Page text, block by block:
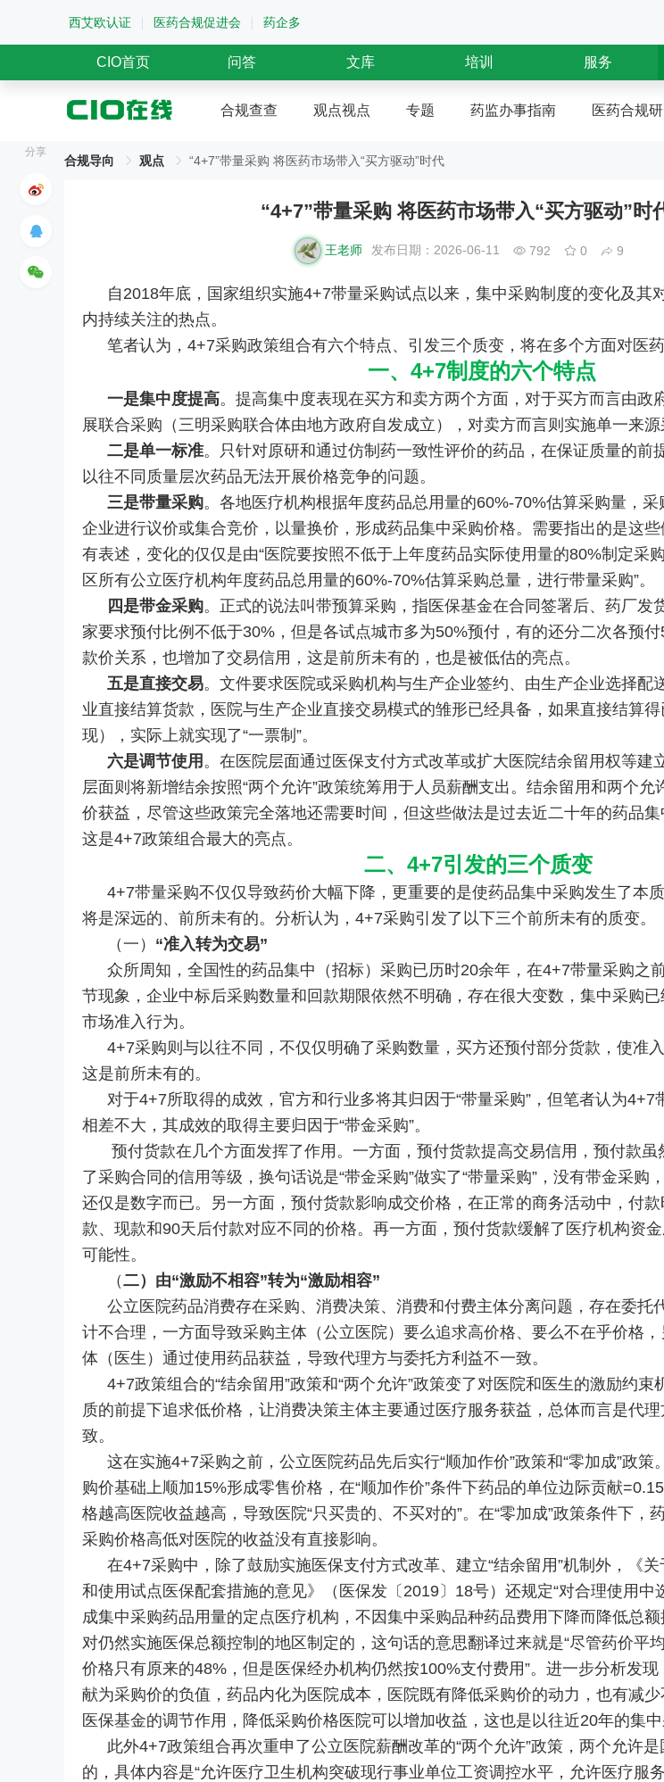
西艾欧认证 医药合规促进会 药企多
CIO首页 问答 文库 培训 服务
合规查查 观点视点 专题 药监办事指南 医药合规
合规导向 观点 “4+7”带量采购 将医药市场带入“买方驱动”时代
“4+7”带量采购 将医药市场带入“买方驱动”时
王老师 发布日期：2026-06-11 792 0 9
自2018年底，国家组织实施4+7带量采购试点以来，集中采购制度的变化及其
内持续关注的热点。
笔者认为，4+7采购政策组合有六个特点、引发三个质变，将在多个方面对医药
一、4+7制度的六个特点
一是集中度提高。提高集中度表现在买方和卖方两个方面，对于买方而言由政
展联合采购（三明采购联合体由地方政府自发成立），对卖方而言则实施单一来源
二是单一标准。只针对原研和通过仿制药一致性评价的药品，在保证质量的前
以往不同质量层次药品无法开展价格竞争的问题。
三是带量采购。各地医疗机构根据年度药品总用量的60%-70%估算采购量，
企业进行议价或集合竞价，以量换价，形成药品集中采购价格。需要指出的是这
有表述，变化的仅仅是由“医院要按照不低于上年度药品实际使用量的80%制定采
区所有公立医疗机构年度药品总用量的60%-70%估算采购总量，进行带量采购”。
四是带金采购。正式的说法叫带预算采购，指医保基金在合同签署后、药厂发
家要求预付比例不低于30%，但是各试点城市多为50%预付，有的还分二次各预
款价关系，也增加了交易信用，这是前所未有的，也是被低估的亮点。
五是直接交易。文件要求医院或采购机构与生产企业签约、由生产企业选择配
业直接结算货款，医院与生产企业直接交易模式的雏形已经具备，如果直接结算
现），实际上就实现了“一票制”。
六是调节使用 。在医院层面通过医保支付方式改革或扩大医院结余留用权等建
层面则将新增结余按照“两个允许”政策统筹用于人员薪酬支出。结余留用和两个
价获益，尽管这些政策完全落地还需要时间，但这些做法是过去近二十年的药品集
这是4+7政策组合最大的亮点。
二、4+7引发的三个质变
4+7带量采购不仅仅导致药价大幅下降，更重要的是使药品集中采购发生了本
将是深远的、前所未有的。分析认为，4+7采购引发了以下三个前所未有的质变。
（一） “准入转为交易”
众所周知，全国性的药品集中（招标）采购已历时20余年，在4+7带量采购之
节现象，企业中标后采购数量和回款期限依然不明确，存在很大变数，集中采购
市场准入行为。
4+7采购则与以往不同，不仅仅明确了采购数量，买方还预付部分货款，使准
这是前所未有的。
对于4+7所取得的成效，官方和行业多将其归因于“带量采购”，但笔者认为4+7
相差不大，其成效的取得主要归因于“带金采购”。
预付货款在几个方面发挥了作用。一方面，预付货款提高交易信用，预付款
了采购合同的信用等级，换句话说是“带金采购”做实了“带量采购”，没有带金采购
还仅是数字而已。另一方面，预付货款影响成交价格，在正常的商务活动中，付
款、现款和90天后付款对应不同的价格。再一方面，预付货款缓解了医疗机构资
可能性。
（二）由“激励不相容”转为“激励相容”
公立医院药品消费存在采购、消费决策、消费和付费主体分离问题，存在委托
计不合理，一方面导致采购主体（公立医院）要么追求高价格、要么不在乎价格
体（医生）通过使用药品获益，导致代理方与委托方利益不一致。
4+7政策组合的“结余留用”政策和“两个允许”政策变了对医院和医生的激励约
质的前提下追求低价格，让消费决策主体主要通过医疗服务获益，总体而言是代
致。
这在实施4+7采购之前，公立医院药品先后实行“顺加作价”政策和“零加成”政策
购价基础上顺加15%形成零售价格，在“顺加作价”条件下药品的单位边际贡献
格越高医院收益越高，导致医院“只买贵的、不买对的”。在“零加成”政策条件下，
采购价格高低对医院的收益没有直接影响。
在4+7采购中，除了鼓励实施医保支付方式改革、建立“结余留用”机制外，《
和使用试点医保配套措施的意见》（医保发〔2019〕18号）还规定“对合理使用中
成集中采购药品用量的定点医疗机构，不因集中采购品种药品费用下降而降低总
对仍然实施医保总额控制的地区制定的，这句话的意思翻译过来就是“尽管药价平
价格只有原来的48%，但是医保经办机构仍然按100%支付费用”。进一步分析发
献为采购价的负值，药品内化为医院成本，医院既有降低采购价的动力，也有减
医保基金的调节作用，降低采购价格医院可以增加收益，这也是以往近20年的集
此外4+7政策组合再次重申了公立医院薪酬改革的“两个允许”政策，两个允许
的，具体内容是“允许医疗卫生机构突破现行事业单位工资调控水平，允许医疗服
分享